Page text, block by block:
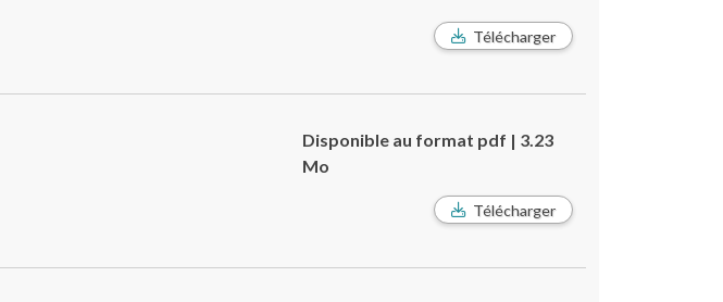
Télécharger
Disponible au format pdf | 3.23
Mo
Télécharger